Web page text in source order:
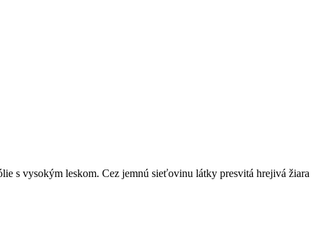
s vysokým leskom. Cez jemnú sieťovinu látky presvitá hrejivá žiara